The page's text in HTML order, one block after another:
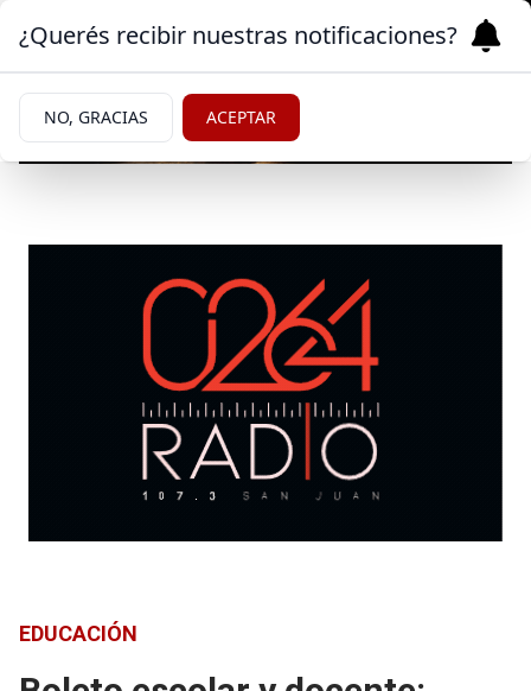
EDUCACIÓN
¿Querés recibir nuestras notificaciones?
NO, GRACIAS ACEPTAR